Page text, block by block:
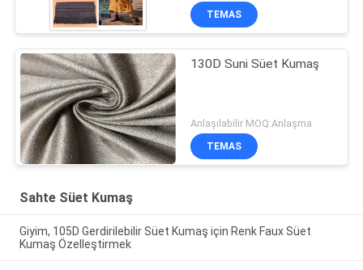
TEMAS
130D Suni Süet Kumaş
Anlaşılabilir MOQ:Anlaşma
TEMAS
Sahte Süet Kumaş
Giyim, 105D Gerdirilebilir Süet Kumaş için Renk Faux Süet
Kumaş Özelleştirmek